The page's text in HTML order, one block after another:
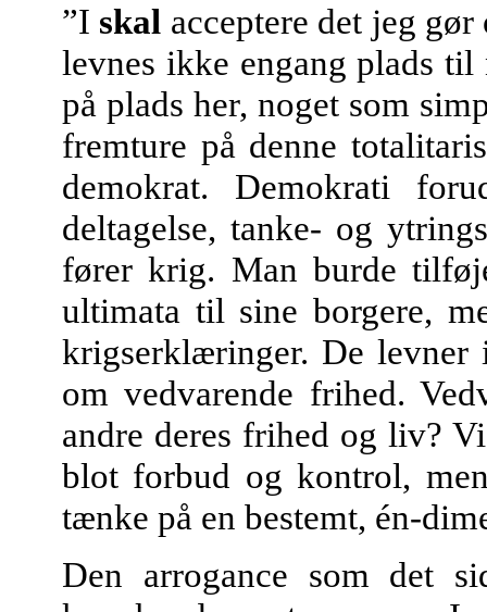
”I skal acceptere det jeg
levnes ikke engang plads
på plads her, noget som
fremture på denne
demokrat. Demokrati
deltagelse, tanke- og
fører krig. Man burde
ultimata til sine borgere,
krigserklæringer. De
om vedvarende frihed.
andre deres frihed og liv?
blot forbud og kontrol,
tænke på en bestemt, én-
Den arrogance som det